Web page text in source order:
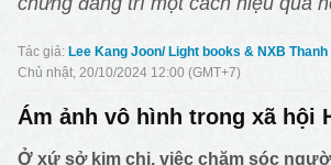
Lee Kang Joon/ Light books & NXB Thanh
Chủ nhật, 20/10/2024 12:00 (GMT+7)
Ám ảnh vô hình trong xã hội
Ở xứ sở kim chi, việc chăm sóc